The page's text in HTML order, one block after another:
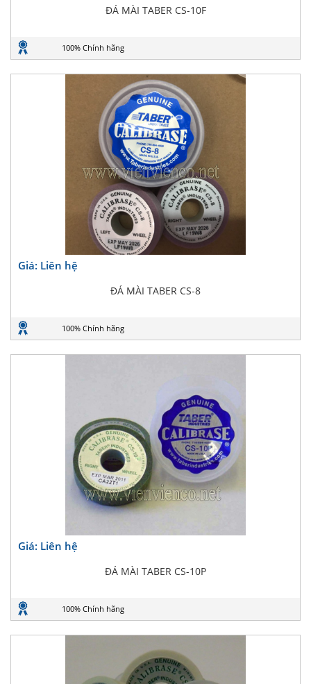
ĐÁ MÀI TABER CS-10F
100% Chính hãng
Giá: Liên hệ
ĐÁ MÀI TABER CS-8
100% Chính hãng
Giá: Liên hệ
ĐÁ MÀI TABER CS-10P
100% Chính hãng